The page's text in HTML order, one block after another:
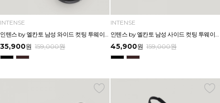
INTENSE
35,900원 159,000원
INTENSE
45,900원 159,000원